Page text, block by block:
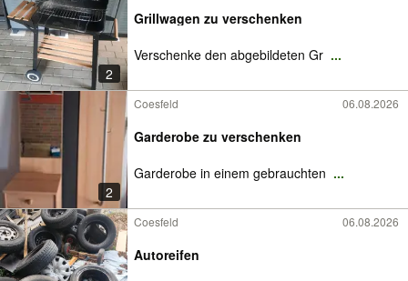
2
Grillwagen zu verschenken
Verschenke den abgebildeten Gr ...
2
Coesfeld 06.08.2026
Garderobe zu verschenken
Garderobe in einem gebrauchten ...
Coesfeld 06.08.2026
Autoreifen